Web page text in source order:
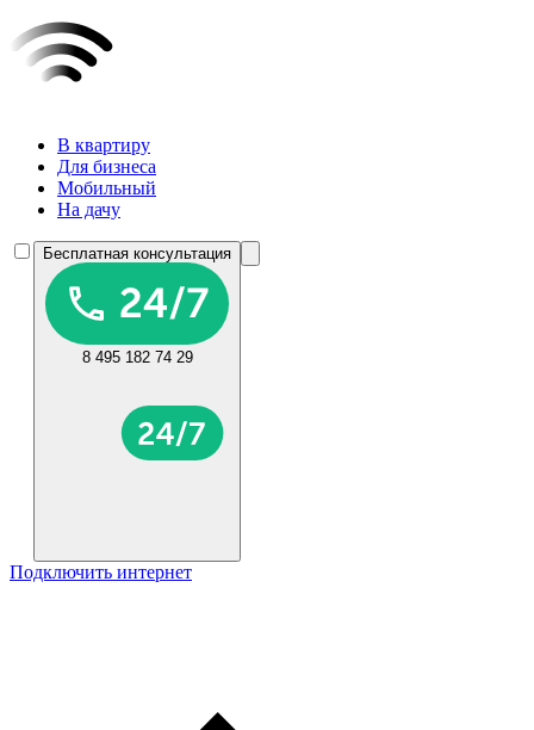
В квартиру
Для бизнеса
Мобильный
На дачу
Бесплатная консультация
8 495 182 74 29
Подключить интернет